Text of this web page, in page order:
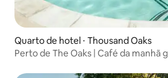
Quarto de hotel ⋅ Thousand Oaks
Perto de The Oaks | Café da manhã